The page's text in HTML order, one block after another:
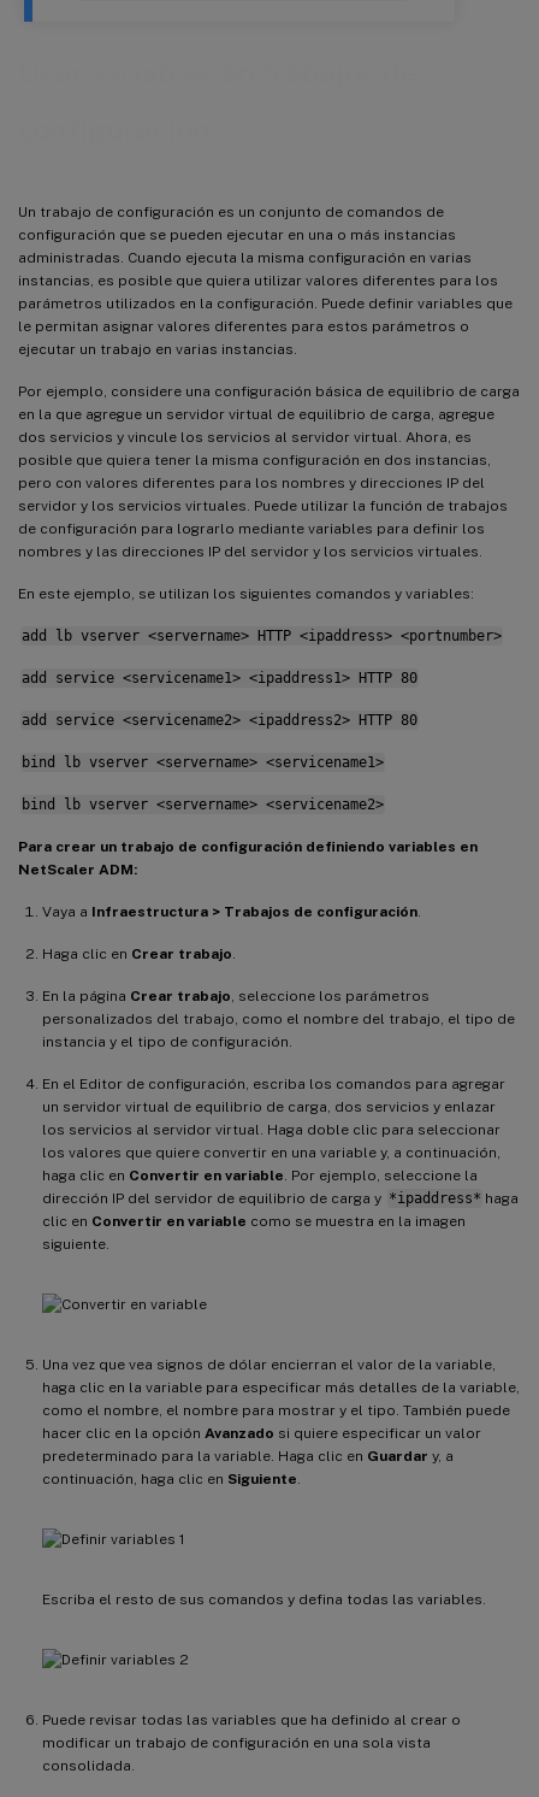
Un trabajo de configuración es un conjunto de comandos de
configuración que se pueden ejecutar en una o más instancias
administradas. Cuando ejecuta la misma configuración en varias
instancias, es posible que quiera utilizar valores diferentes para los
parámetros utilizados en la configuración. Puede definir variables que
le permitan asignar valores diferentes para estos parámetros o
ejecutar un trabajo en varias instancias.
Por ejemplo, considere una configuración básica de equilibrio de carga
en la que agregue un servidor virtual de equilibrio de carga, agregue
dos servicios y vincule los servicios al servidor virtual. Ahora, es
posible que quiera tener la misma configuración en dos instancias,
pero con valores diferentes para los nombres y direcciones IP del
servidor y los servicios virtuales. Puede utilizar la función de trabajos
de configuración para lograrlo mediante variables para definir los
nombres y las direcciones IP del servidor y los servicios virtuales.
En este ejemplo, se utilizan los siguientes comandos y variables:
add lb vserver <servername> HTTP <ipaddress> <portnumber>
add service <servicename1> <ipaddress1> HTTP 80
add service <servicename2> <ipaddress2> HTTP 80
bind lb vserver <servername> <servicename1>
bind lb vserver <servername> <servicename2>
Para crear un trabajo de configuración definiendo variables en
NetScaler ADM:
Vaya a Infraestructura > Trabajos de configuración
Haga clic en Crear trabajo
En la página Crear trabajo , seleccione los parámetros
personalizados del trabajo, como el nombre del trabajo, el tipo de
instancia y el tipo de configuración.
En el Editor de configuración, escriba los comandos para agregar
un servidor virtual de equilibrio de carga, dos servicios y enlazar
los servicios al servidor virtual. Haga doble clic para seleccionar
los valores que quiere convertir en una variable y, a continuación,
haga clic en Convertir en variable . Por ejemplo, seleccione la
dirección IP del servidor de equilibrio de carga y *ipaddress* haga
clic en Convertir en variable como se muestra en la imagen
siguiente.
Una vez que vea signos de dólar encierran el valor de la variable,
haga clic en la variable para especificar más detalles de la variable,
como el nombre, el nombre para mostrar y el tipo. También puede
hacer clic en la opción Avanzado si quiere especificar un valor
predeterminado para la variable. Haga clic en Guardar y, a
continuación, haga clic en Siguiente
Escriba el resto de sus comandos y defina todas las variables.
Puede revisar todas las variables que ha definido al crear o
modificar un trabajo de configuración en una sola vista
consolidada.